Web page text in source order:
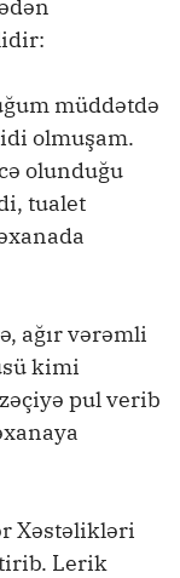
müddətdə
olmuşam.
olunduğu
tualet
ağır vərəmli
kimi
pul verib
Xəstəlikləri
Lerik